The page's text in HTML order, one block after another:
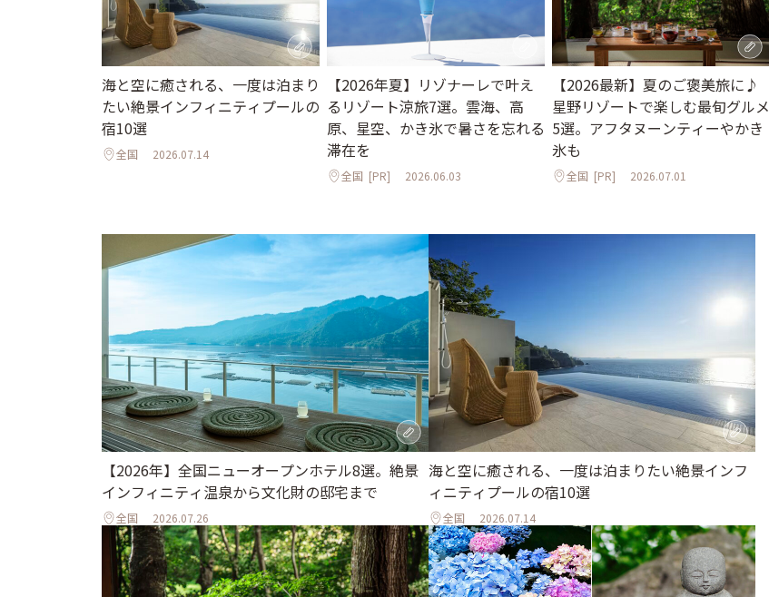
海と空に癒される、一度は泊まり
たい絶景インフィニティプールの
宿10選
全国 2026.07.14
【2026年夏】リゾナーレで叶え
るリゾート涼旅7選。雲海、高
原、星空、かき氷で暑さを忘れる
滞在を
全国 [PR] 2026.06.03
【2026最新】夏のご褒美旅に♪
星野リゾートで楽しむ最旬グルメ
5選。アフタヌーンティーやかき
氷も
全国 [PR] 2026.07.01
【2026年】全国ニューオープンホテル8選。絶景
インフィニティ温泉から文化財の邸宅まで
全国 2026.07.26
海と空に癒される、一度は泊まりたい絶景インフ
ィニティプールの宿10選
全国 2026.07.14